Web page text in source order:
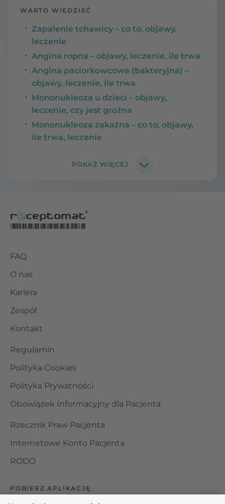
WARTO WIEDZIEĆ
Zapalenie tchawicy – co to, objawy,
leczenie
Angina ropna – objawy, leczenie, ile trwa
Angina paciorkowcowa (bakteryjna) –
objawy, leczenie, ile trwa
Mononukleoza u dzieci – objawy,
leczenie, czy jest groźna
Mononukleoza zakaźna – co to, objawy,
ile trwa, leczenie
FAQ
O nas
Kariera
Zespół
Kontakt
Regulamin
Polityka Cookies
Polityka Prywatności
Obowiązek Informacyjny dla Pacjenta
Rzecznik Praw Pacjenta
Internetowe Konto Pacjenta
RODO
POBIERZ APLIKACJĘ